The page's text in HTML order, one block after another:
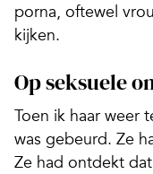
porna, oftewel
kijken.
Op seksuele
Toen ik haar weer
was gebeurd. Ze
Ze had ontdekt